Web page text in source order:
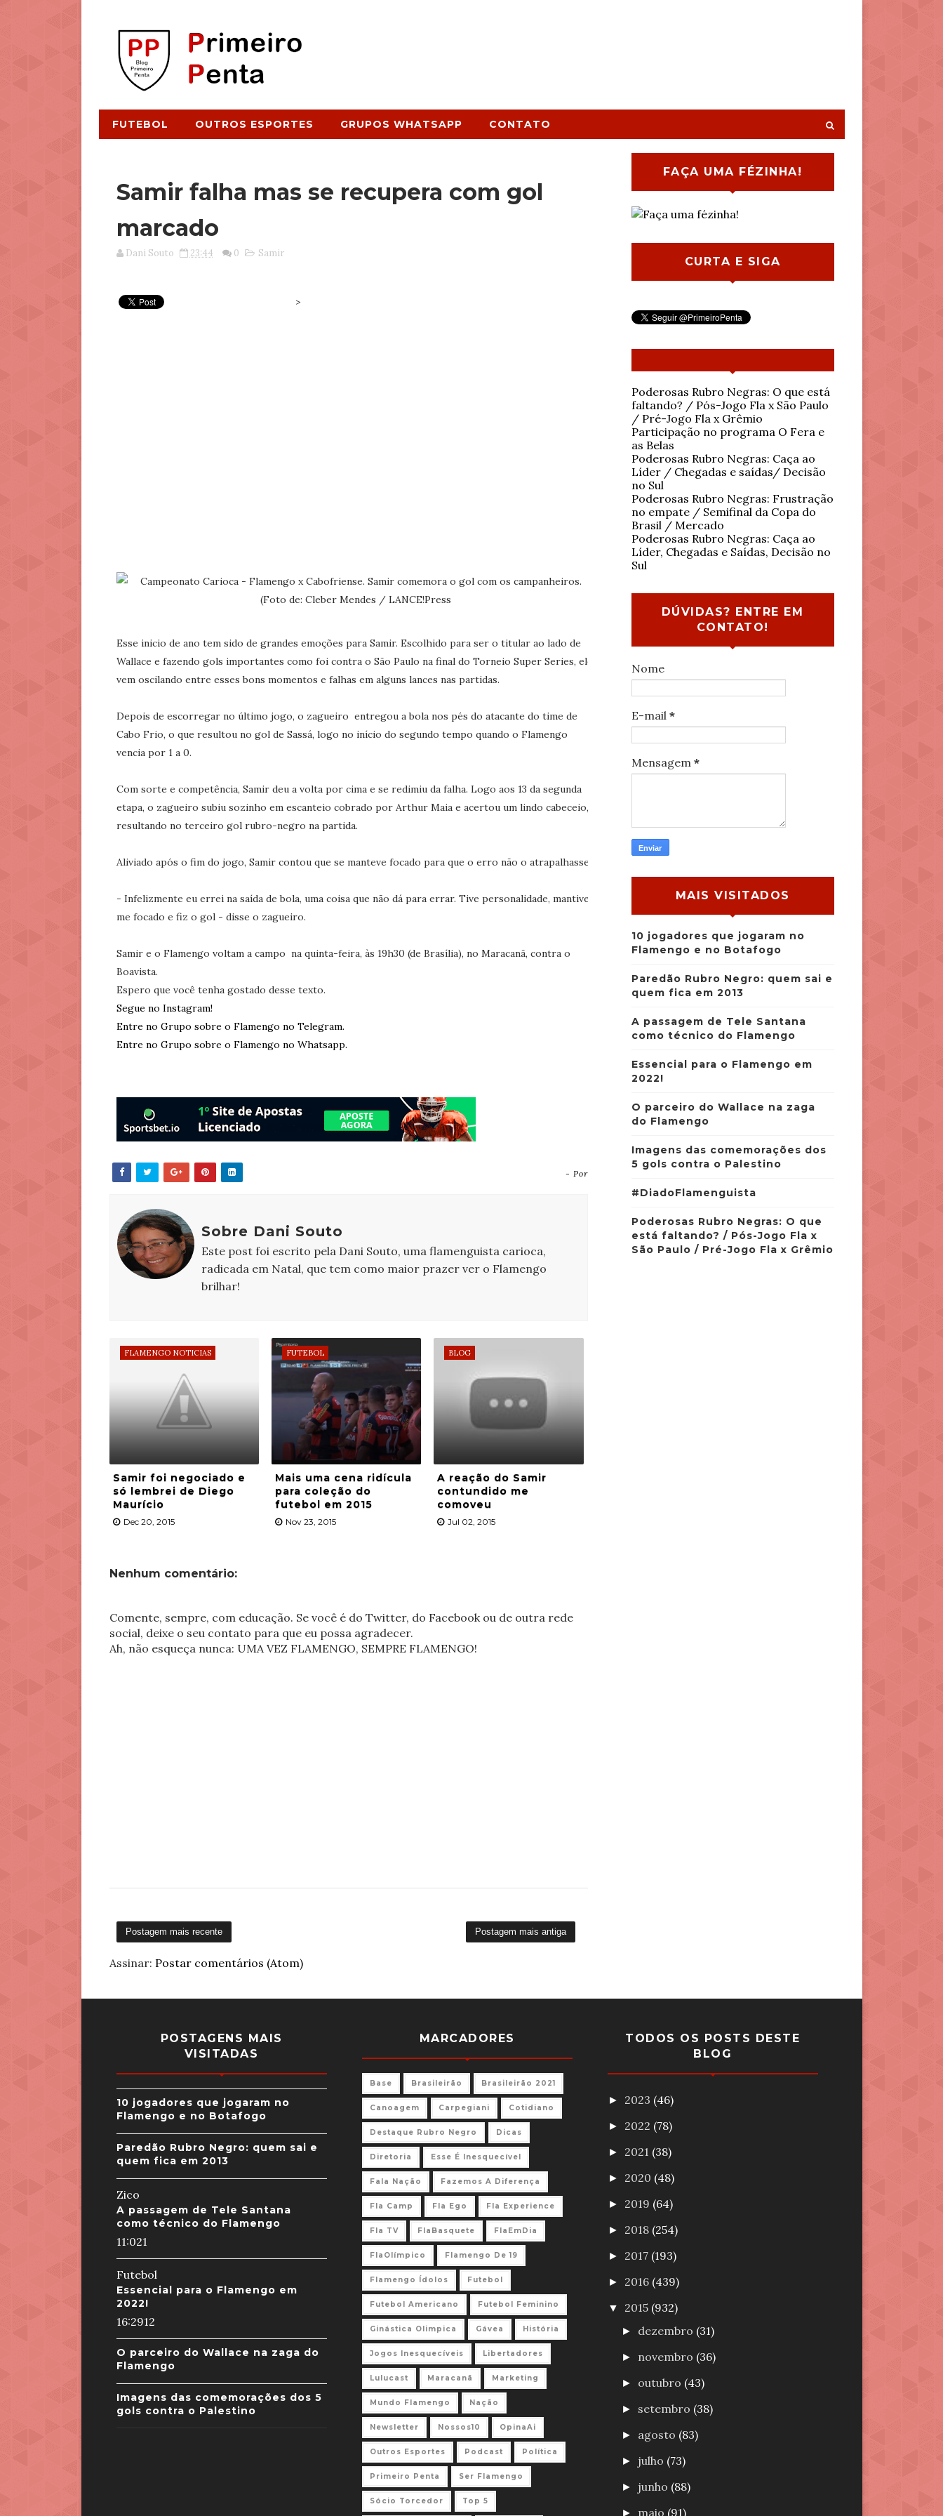
FUTEBOL OUTROS ESPORTES GRUPOS WHATSAPP CONTATO
Samir falha mas se recupera com gol
marcado
Dani Souto 23:44 0 Samir
>
Esse inicio de ano tem sido de grandes emoções para Samir. Escolhido para ser o titular ao lado de
Wallace e fazendo gols importantes como foi contra o São Paulo na final do Torneio Super Series, ele
vem oscilando entre esses bons momentos e falhas em alguns lances nas partidas.
Depois de escorregar no último jogo, o zagueiro entregou a bola nos pés do atacante do time de
Cabo Frio, o que resultou no gol de Sassá, logo no início do segundo tempo quando o Flamengo
vencia por 1 a 0.
Com sorte e competência, Samir deu a volta por cima e se redimiu da falha. Logo aos 13 da segunda
etapa, o zagueiro subiu sozinho em escanteio cobrado por Arthur Maia e acertou um lindo cabeceio,
resultando no terceiro gol rubro-negro na partida.
Aliviado após o fim do jogo, Samir contou que se manteve focado para que o erro não o atrapalhasse.
- Infelizmente eu errei na saída de bola, uma coisa que não dá para errar. Tive personalidade, mantive-
me focado e fiz o gol - disse o zagueiro.
Samir e o Flamengo voltam a campo na quinta-feira, às 19h30 (de Brasília), no Maracanã, contra o
Boavista.
Espero que você tenha gostado desse texto.
Segue no Instagram!
Entre no Grupo sobre o Flamengo no Telegram.
Entre no Grupo sobre o Flamengo no Whatsapp.
- Por
Sobre Dani Souto
Este post foi escrito pela Dani Souto, uma flamenguista carioca,
radicada em Natal, que tem como maior prazer ver o Flamengo
brilhar!
FLAMENGO NOTICIAS
Samir foi negociado e
só lembrei de Diego
Maurício
Dec 20, 2015
FUTEBOL
Mais uma cena ridícula
para coleção do
futebol em 2015
Nov 23, 2015
BLOG
A reação do Samir
contundido me
comoveu
Jul 02, 2015
Nenhum comentário:
Comente, sempre, com educação. Se você é do Twitter, do Facebook ou de outra rede
social, deixe o seu contato para que eu possa agradecer.
Ah, não esqueça nunca: UMA VEZ FLAMENGO, SEMPRE FLAMENGO!
Postagem mais recente Postagem mais antiga
Assinar: Postar comentários (Atom)
FAÇA UMA FÉZINHA!
CURTA E SIGA
Poderosas Rubro Negras: O que está
faltando? / Pós-Jogo Fla x São Paulo
/ Pré-Jogo Fla x Grêmio
Participação no programa O Fera e
as Belas
Poderosas Rubro Negras: Caça ao
Líder / Chegadas e saídas/ Decisão
no Sul
Poderosas Rubro Negras: Frustração
no empate / Semifinal da Copa do
Brasil / Mercado
Poderosas Rubro Negras: Caça ao
Líder, Chegadas e Saídas, Decisão no
Sul
DÚVIDAS? ENTRE EM
CONTATO!
Nome
E-mail *
Mensagem *
MAIS VISITADOS
10 jogadores que jogaram no
Flamengo e no Botafogo
Paredão Rubro Negro: quem sai e
quem fica em 2013
A passagem de Tele Santana
como técnico do Flamengo
Essencial para o Flamengo em
2022!
O parceiro do Wallace na zaga
do Flamengo
Imagens das comemorações dos
5 gols contra o Palestino
#DiadoFlamenguista
Poderosas Rubro Negras: O que
está faltando? / Pós-Jogo Fla x
São Paulo / Pré-Jogo Fla x Grêmio
POSTAGENS MAIS
VISITADAS
10 jogadores que jogaram no
Flamengo e no Botafogo
Paredão Rubro Negro: quem sai e
quem fica em 2013
Zico
A passagem de Tele Santana
como técnico do Flamengo
11:021
Futebol
Essencial para o Flamengo em
2022!
16:2912
O parceiro do Wallace na zaga do
Flamengo
Imagens das comemorações dos 5
gols contra o Palestino
MARCADORES
Base Brasileirão Brasileirão 2021
Canoagem Carpegiani Cotidiano
Destaque Rubro Negro Dicas
Diretoria Esse É Inesquecível
Fala Nação Fazemos A Diferença
Fla Camp Fla Ego Fla Experience
Fla TV FlaBasquete FlaEmDia
FlaOlímpico Flamengo De 19
Flamengo Ídolos Futebol
Futebol Americano Futebol Feminino
Ginástica Olimpica Gávea História
Jogos Inesquecíveis Libertadores
Lulucast Maracanã Marketing
Mundo Flamengo Nação
Newsletter Nossos10 OpinaAi
Outros Esportes Podcast Política
Primeiro Penta Ser Flamengo
Sócio Torcedor Top 5
TODOS OS POSTS DESTE
BLOG
► 2023 (46)
► 2022 (78)
► 2021 (38)
► 2020 (48)
► 2019 (64)
► 2018 (254)
► 2017 (193)
► 2016 (439)
▼ 2015 (932)
► dezembro (31)
► novembro (36)
► outubro (43)
► setembro (38)
► agosto (83)
► julho (73)
► junho (88)
► maio (91)